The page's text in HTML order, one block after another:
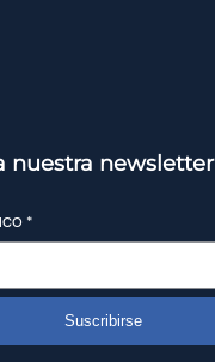
nuestra newsletter
*
Suscribirse